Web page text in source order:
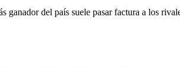
ganador del país suele pasar factura a los